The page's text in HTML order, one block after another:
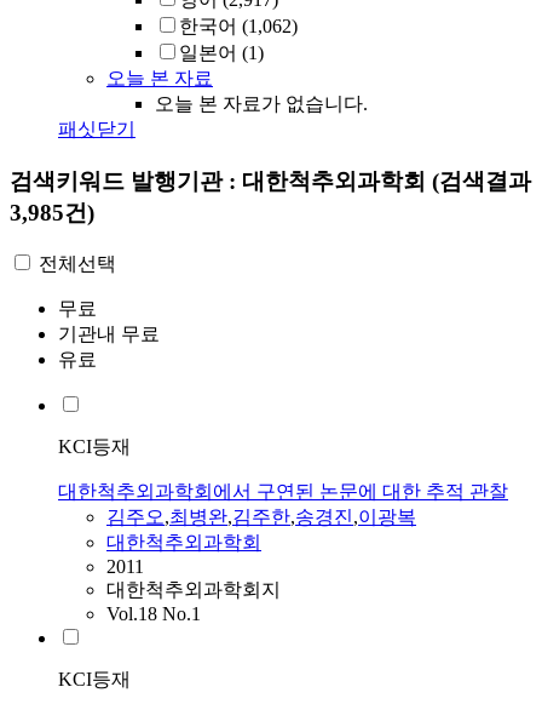
한국어 (1,062)
일본어 (1)
오늘 본 자료
오늘 본 자료가 없습니다.
패싯닫기
검색키워드 발행기관 : 대한척추외과학회 (검색결과
3,985건)
전체선택
무료
기관내 무료
유료
KCI등재
대한척추외과학회에서 구연된 논문에 대한 추적 관찰
김주오,최병완,김주한,송경진,이광복
대한척추외과학회
2011
대한척추외과학회지
Vol.18 No.1
KCI등재